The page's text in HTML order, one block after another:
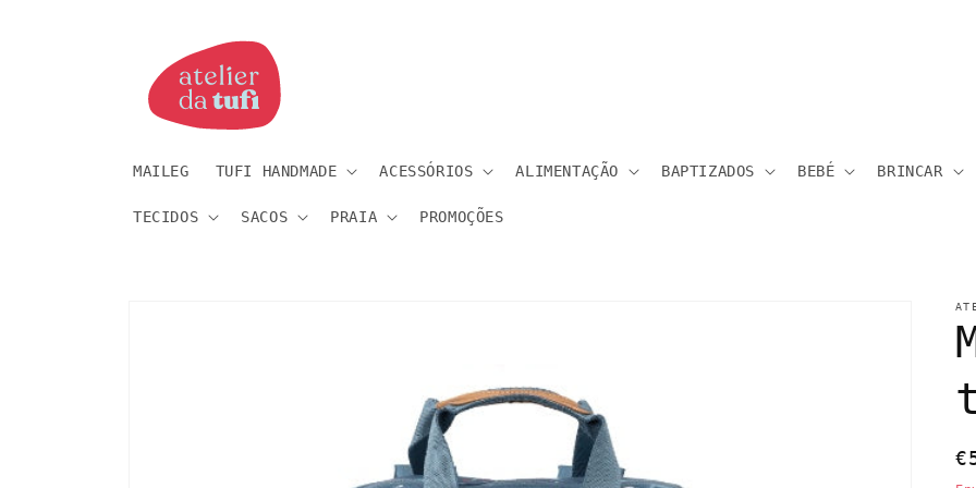
MAILEG TUFI HANDMADE ACESSÓRIOS ALIMENTAÇÃO BAPTIZADOS BEBÉ BRINCAR
TECIDOS SACOS PRAIA PROMOÇÕES